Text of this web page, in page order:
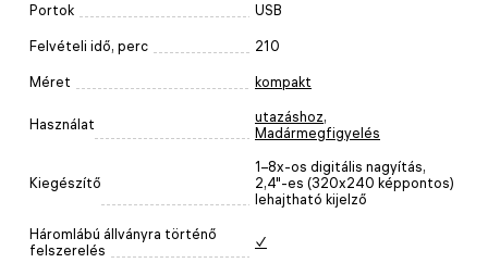
Portok USB
Felvételi idő, perc 210
Méret kompakt
Használat utazáshoz,
Madármegfigyelés
Kiegészítő
1–8x-os digitális nagyítás,
2,4"-es (320x240 képpontos)
lehajtható kijelző
Háromlábú állványra történő
felszerelés
✓